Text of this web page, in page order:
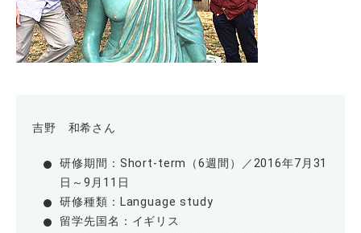
吉野 和希さん
研修期間：Short-term（6週間）／2016年7月31
日～9月11日
研修種類：Language study
留学先国名：イギリス